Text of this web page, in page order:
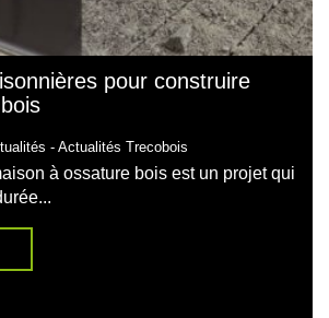
pour construire
-Actualités Trecobois
à ossature bois est un projet qui